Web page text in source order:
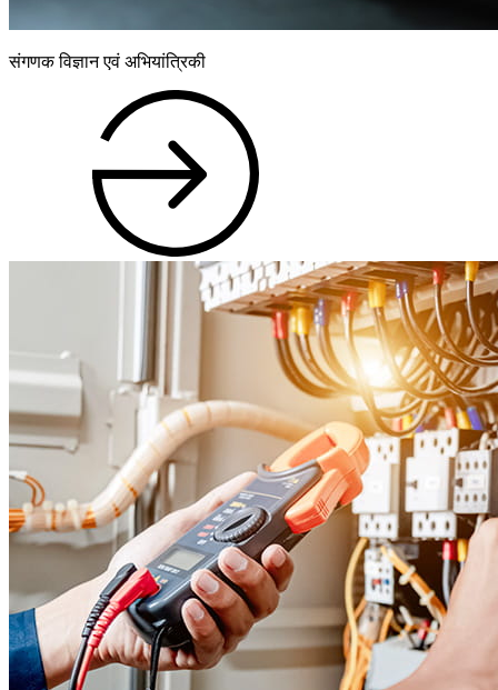
संगणक विज्ञान एवं अभियांत्रिकी